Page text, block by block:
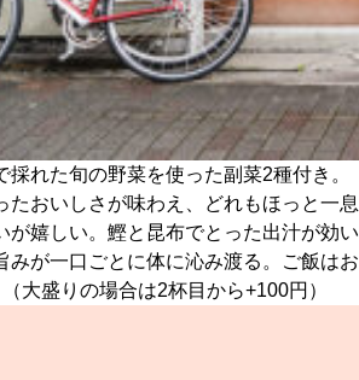
採れた旬の野菜を使った副菜2種付き。
たおいしさが味わえ、どれもほっと一息
が嬉しい。鰹と昆布でとった出汁が効い
みが一口ごとに体に沁み渡る。ご飯はお
大盛りの場合は2杯目から+100円）